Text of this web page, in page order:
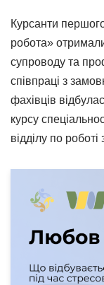
Курсанти
робота»
супроводу та
співпраці з
фахівців
курсу
відділу по